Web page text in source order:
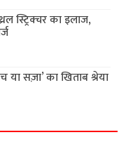
स्ट्रिक्चर का इलाज,
सज़ा’ का खिताब श्रेया